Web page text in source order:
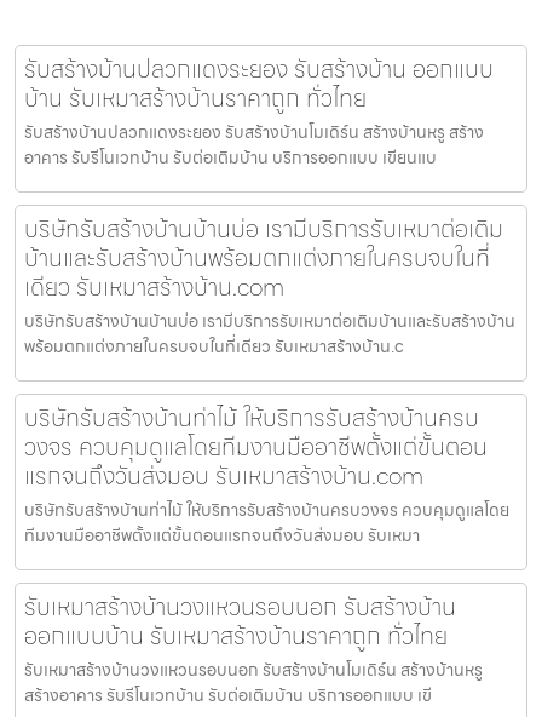
รับสร้างบ้านปลวกแดงระยอง รับสร้างบ้าน ออกแบบ
บ้าน รับเหมาสร้างบ้านราคาถูก ทั่วไทย
รับสร้างบ้านปลวกแดงระยอง รับสร้างบ้านโมเดิร์น สร้างบ้านหรู สร้าง
อาคาร รับรีโนเวทบ้าน รับต่อเติมบ้าน บริการออกแบบ เขียนแบ
บริษัทรับสร้างบ้านบ้านบ่อ เรามีบริการรับเหมาต่อเติม
บ้านและรับสร้างบ้านพร้อมตกแต่งภายในครบจบในที่
เดียว รับเหมาสร้างบ้าน.com
บริษัทรับสร้างบ้านบ้านบ่อ เรามีบริการรับเหมาต่อเติมบ้านและรับสร้างบ้าน
พร้อมตกแต่งภายในครบจบในที่เดียว รับเหมาสร้างบ้าน.c
บริษัทรับสร้างบ้านท่าไม้ ให้บริการรับสร้างบ้านครบ
วงจร ควบคุมดูแลโดยทีมงานมืออาชีพตั้งแต่ขั้นตอน
แรกจนถึงวันส่งมอบ รับเหมาสร้างบ้าน.com
บริษัทรับสร้างบ้านท่าไม้ ให้บริการรับสร้างบ้านครบวงจร ควบคุมดูแลโดย
ทีมงานมืออาชีพตั้งแต่ขั้นตอนแรกจนถึงวันส่งมอบ รับเหมา
รับเหมาสร้างบ้านวงแหวนรอบนอก รับสร้างบ้าน
ออกแบบบ้าน รับเหมาสร้างบ้านราคาถูก ทั่วไทย
รับเหมาสร้างบ้านวงแหวนรอบนอก รับสร้างบ้านโมเดิร์น สร้างบ้านหรู
สร้างอาคาร รับรีโนเวทบ้าน รับต่อเติมบ้าน บริการออกแบบ เขี